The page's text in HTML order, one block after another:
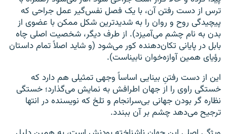
ترس از دست رفتن آن، با یک فصل نفس‌گیر عمل جراحی که
پیچیدگی روح و روان را به شدیدترین شکل ممکن با عضوی از
بدن به نام چشم می‌آمیزد). از طرف دیگر، شخصیت اصلی چاه
بابل در پایانی تکان‌دهنده کور می‌شود (و شاید اصلاً تمام داستان
رؤیای همین آوازه‌خوان نابیناست).
این از دست رفتنِ بینایی اساساً وجهی تمثیلی هم دارد که
خستگی راوی را از جهان اطرافش به نمایش می‌گذارد؛ خستگی
نظاره گر بودن جهانی بی‌سرانجام و تلخ که نویسنده در انتها
ترجیح می‌دهد چشم بر آن ببندد.